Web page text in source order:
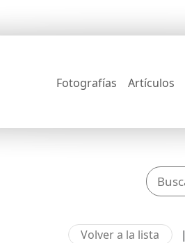
Fotografías Artículos
Volver a la lista |